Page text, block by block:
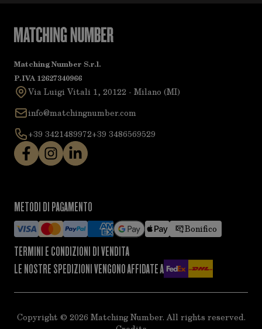
Matching Number S.r.l.
P.IVA 12627340966
Via Luigi Vitali 1, 20122 - Milano (MI)
info@matchingnumber.com
+39 3421489972+39 3486569529
METODI DI PAGAMENTO
Bonifico
TERMINI E CONDIZIONI DI VENDITA
LE NOSTRE SPEDIZIONI VENGONO AFFIDATE A
Copyright © 2026 Matching Number. All rights reserved.